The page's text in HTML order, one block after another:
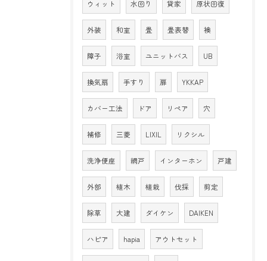
ウィット 水回り 貸家 原状回復
外装 和室 畳 畳表替 襖
障子 浴室 ユニットバス UB
換気扇 手すり 扉 YKKAP
カバー工法 ドア リペア 穴
補修 三菱 LIXIL リクシル
洗浄便座 網戸 インターホン 戸建
外部 植木 植栽 伐採 剪定
除草 大建 ダイケン DAIKEN
ハピア hapia アウトセット